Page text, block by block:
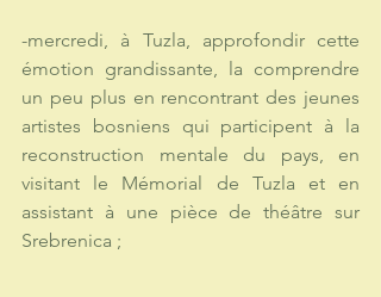
-mercredi, à Tuzla, approfondir cette
émotion grandissante, la comprendre
un peu plus en rencontrant des jeunes
artistes bosniens qui participent à la
reconstruction mentale du pays, en
visitant le Mémorial de Tuzla et en
assistant à une pièce de théâtre sur
Srebrenica ;